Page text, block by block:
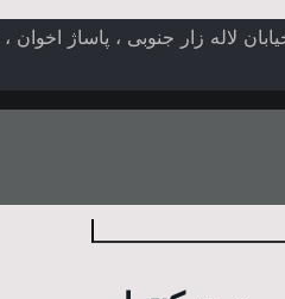
زار جنوبی ، پاساژ اخوان ،